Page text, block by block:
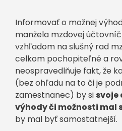
Informovať o možnej
manžela mzdovej
vzhľadom na slušný rad
celkom pochopiteľné a
neospravedlňuje fakt, že
(bez ohľadu na to či je
zamestnanec) by si svoje
výhody či možnosti mal
by mal byť samostatnejší.